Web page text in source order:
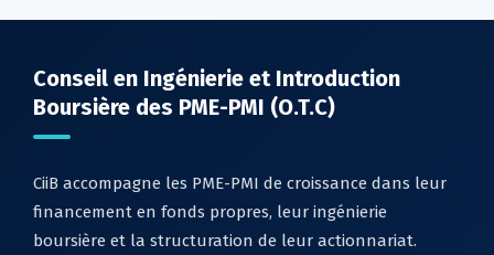
Conseil en Ingénierie et Introduction
Boursière des PME-PMI (O.T.C)
CiiB accompagne les PME-PMI de croissance dans leur
financement en fonds propres, leur ingénierie
boursière et la structuration de leur actionnariat.